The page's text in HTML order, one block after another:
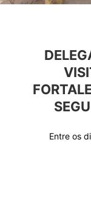
Entre os